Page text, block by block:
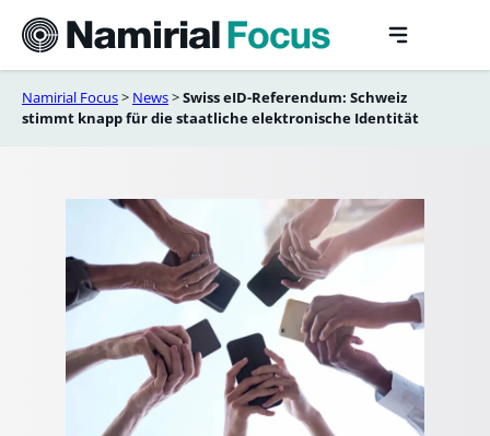
content
Namirial Focus> News>Swiss eID-Referendum: Schweiz
stimmt knapp für die staatliche elektronische Identität